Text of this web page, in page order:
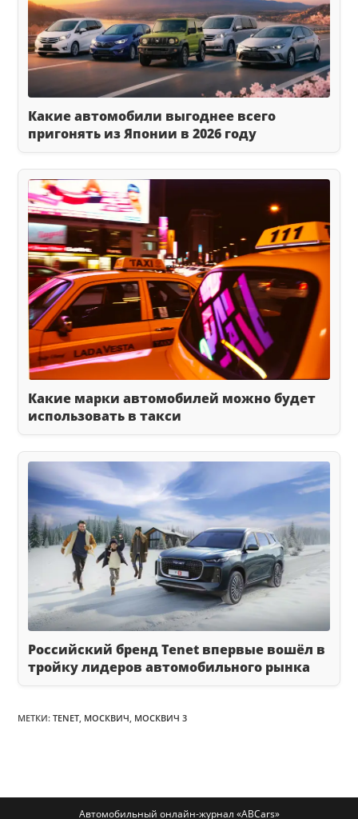
Какие автомобили выгоднее всего
пригонять из Японии в 2026 году
Какие марки автомобилей можно будет
использовать в такси
Российский бренд Tenet впервые вошёл в
тройку лидеров автомобильного рынка
МЕТКИ:TENET, МОСКВИЧ, МОСКВИЧ 3
Автомобильный онлайн-журнал «ABCars»